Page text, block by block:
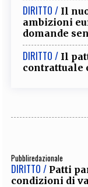
DIRITTO / Il
ambizioni
domande
DIRITTO / Il
contrattuale
Pubbliredazionale
DIRITTO / Patti
condizioni di